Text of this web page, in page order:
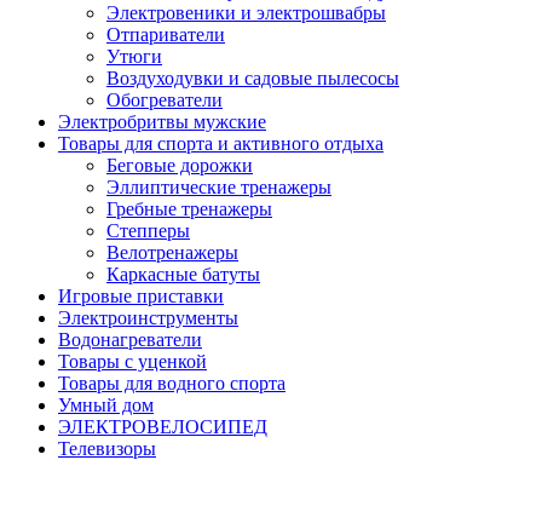
Электровеники и электрошвабры
Отпариватели
Утюги
Воздуходувки и садовые пылесосы
Обогреватели
Электробритвы мужские
Товары для спорта и активного отдыха
Беговые дорожки
Эллиптические тренажеры
Гребные тренажеры
Степперы
Велотренажеры
Каркасные батуты
Игровые приставки
Электроинструменты
Водонагреватели
Товары с уценкой
Товары для водного спорта
Умный дом
ЭЛЕКТРОВЕЛОСИПЕД
Телевизоры